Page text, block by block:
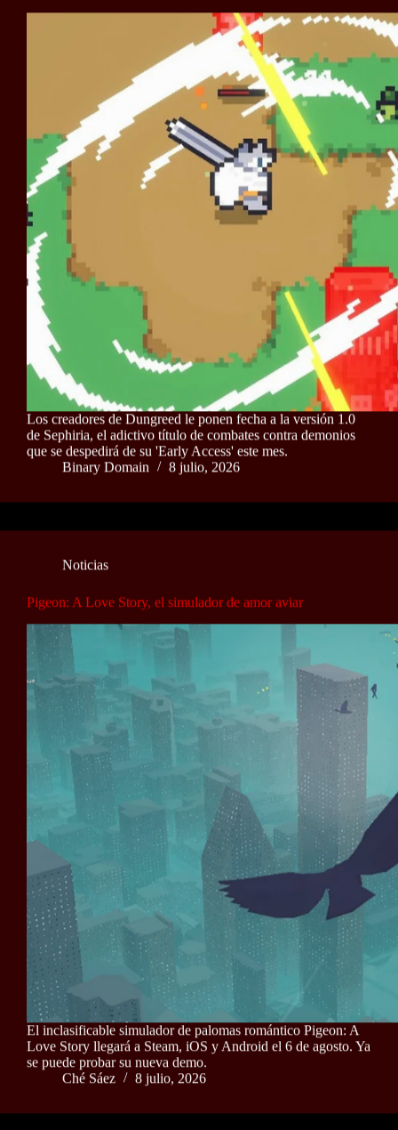
Los creadores de Dungreed le ponen fecha a la versión 1.0
de Sephiria, el adictivo título de combates contra demonios
que se despedirá de su 'Early Access' este mes.
Binary Domain
8 julio, 2026
Noticias
Pigeon: A Love Story, el simulador de amor aviar
El inclasificable simulador de palomas romántico Pigeon: A
Love Story llegará a Steam, iOS y Android el 6 de agosto. Ya
se puede probar su nueva demo.
Ché Sáez
8 julio, 2026